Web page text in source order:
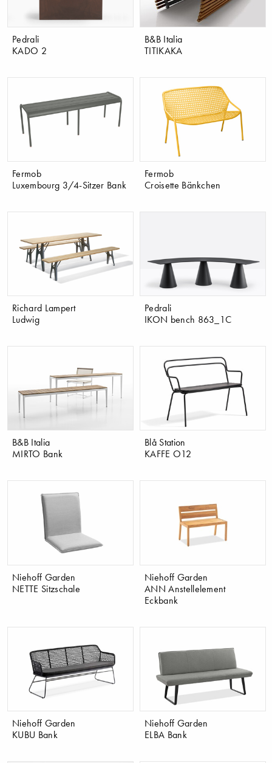
Pedrali
KADO 2
B&B Italia
TITIKAKA
Fermob
Luxembourg 3/4-Sitzer Bank
Fermob
Croisette Bänkchen
Richard Lampert
Ludwig
Pedrali
IKON bench 863_1C
B&B Italia
MIRTO Bank
Blå Station
KAFFE O12
​Niehoff Garden
NETTE Sitzschale
​Niehoff Garden
ANN Anstellelement
Eckbank
​Niehoff Garden
KUBU Bank
​Niehoff Garden
ELBA Bank